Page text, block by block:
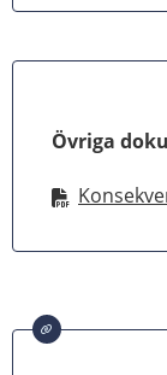
Övriga